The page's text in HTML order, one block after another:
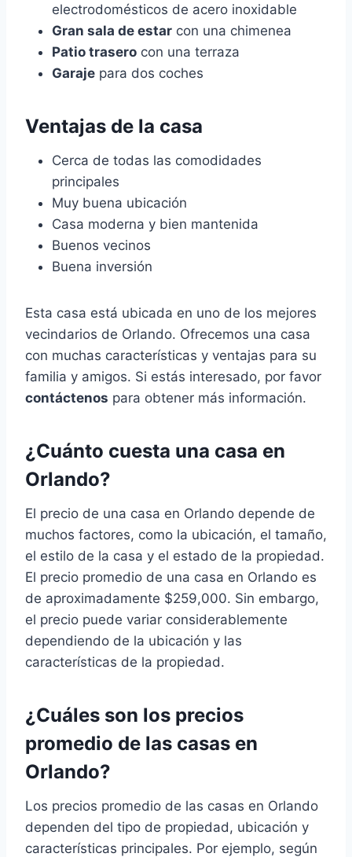
electrodomésticos de acero inoxidable
Gran sala de estar con una chimenea
Patio trasero con una terraza
Garaje para dos coches
Ventajas de la casa
Cerca de todas las comodidades
principales
Muy buena ubicación
Casa moderna y bien mantenida
Buenos vecinos
Buena inversión
Esta casa está ubicada en uno de los mejores
vecindarios de Orlando. Ofrecemos una casa
con muchas características y ventajas para su
familia y amigos. Si estás interesado, por favor
contáctenos para obtener más información.
¿Cuánto cuesta una casa en
Orlando?
El precio de una casa en Orlando depende de
muchos factores, como la ubicación, el tamaño,
el estilo de la casa y el estado de la propiedad.
El precio promedio de una casa en Orlando es
de aproximadamente $259,000. Sin embargo,
el precio puede variar considerablemente
dependiendo de la ubicación y las
características de la propiedad.
¿Cuáles son los precios
promedio de las casas en
Orlando?
Los precios promedio de las casas en Orlando
dependen del tipo de propiedad, ubicación y
características principales. Por ejemplo, según